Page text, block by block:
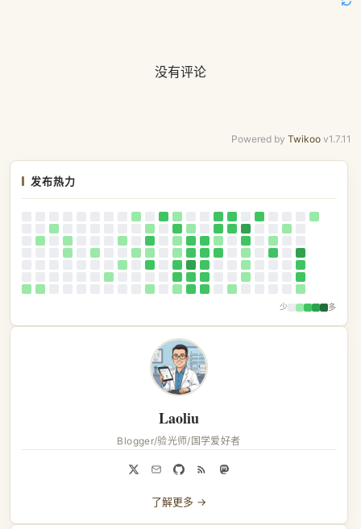
没有评论
Powered by Twikoo v1.7.11
发布热力
少 多
Laoliu
Blogger/验光师/国学爱好者
了解更多 →